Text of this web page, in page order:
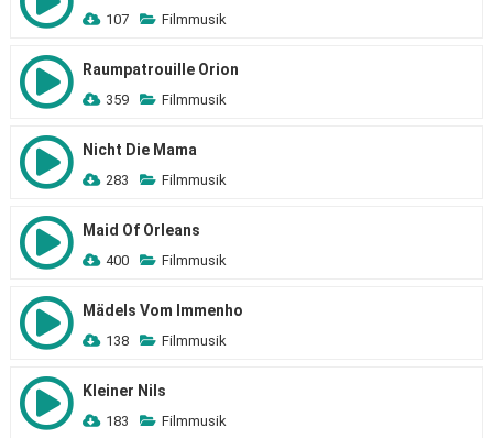
107 Filmmusik
Raumpatrouille Orion
359 Filmmusik
Nicht Die Mama
283 Filmmusik
Maid Of Orleans
400 Filmmusik
Mädels Vom Immenho
138 Filmmusik
Kleiner Nils
183 Filmmusik